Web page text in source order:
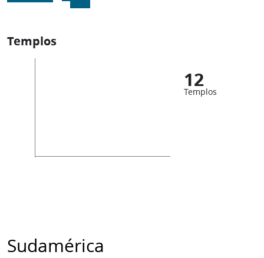
Templos
12
Templos
Sudamérica